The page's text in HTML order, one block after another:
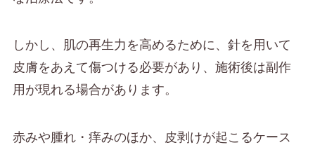
しかし、肌の再生力を高めるために、針を用いて
皮膚をあえて傷つける必要があり、施術後は副作
用が現れる場合があります。
赤みや腫れ・痒みのほか、皮剥けが起こるケース